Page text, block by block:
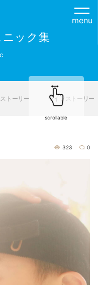
menu
ック集
トーリー ライフストーリー
323 0